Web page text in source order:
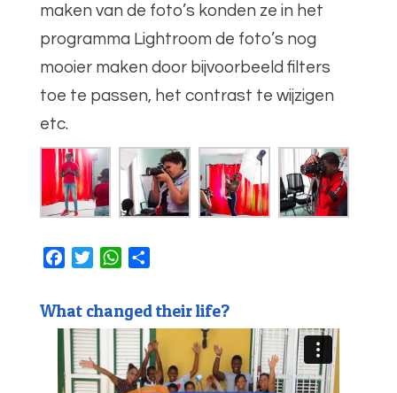
maken van de foto’s konden ze in het
programma Lightroom de foto’s nog
mooier maken door bijvoorbeeld filters
toe te passen, het contrast te wijzigen
etc.
e
b
o
o
t
t
e
r
W
t
s
A
p
e
n
What changed their life?